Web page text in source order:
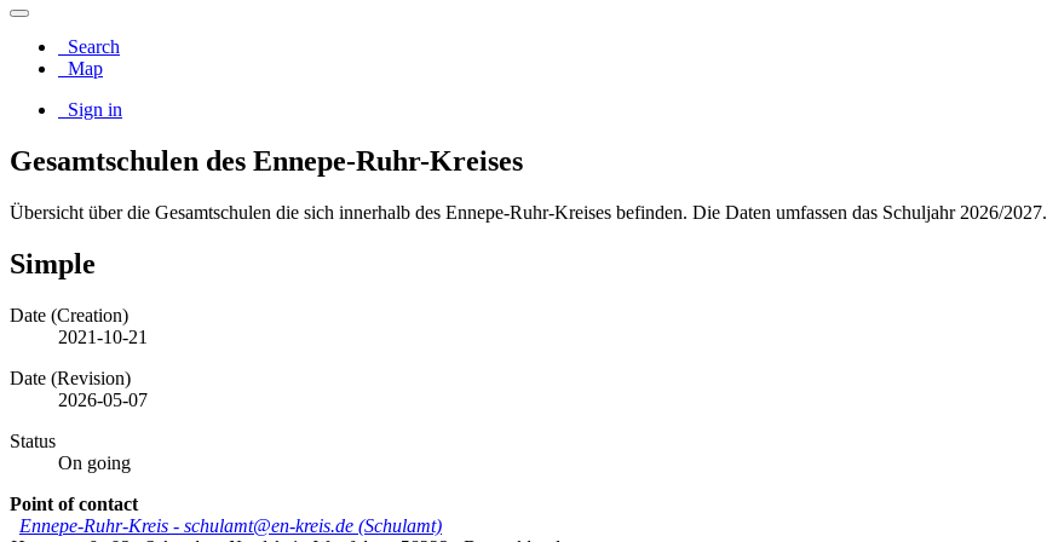
Search
Map
Sign in
Gesamtschulen des Ennepe-Ruhr-Kreises
Übersicht über die Gesamtschulen die sich innerhalb des Ennepe-Ruhr-Kreises befinden. Die Daten umfassen das Schuljahr 2026/2027.
Simple
Date (Creation)
2021-10-21
Date (Revision)
2026-05-07
Status
On going
Point of contact
Ennepe-Ruhr-Kreis - schulamt@en-kreis.de (Schulamt)